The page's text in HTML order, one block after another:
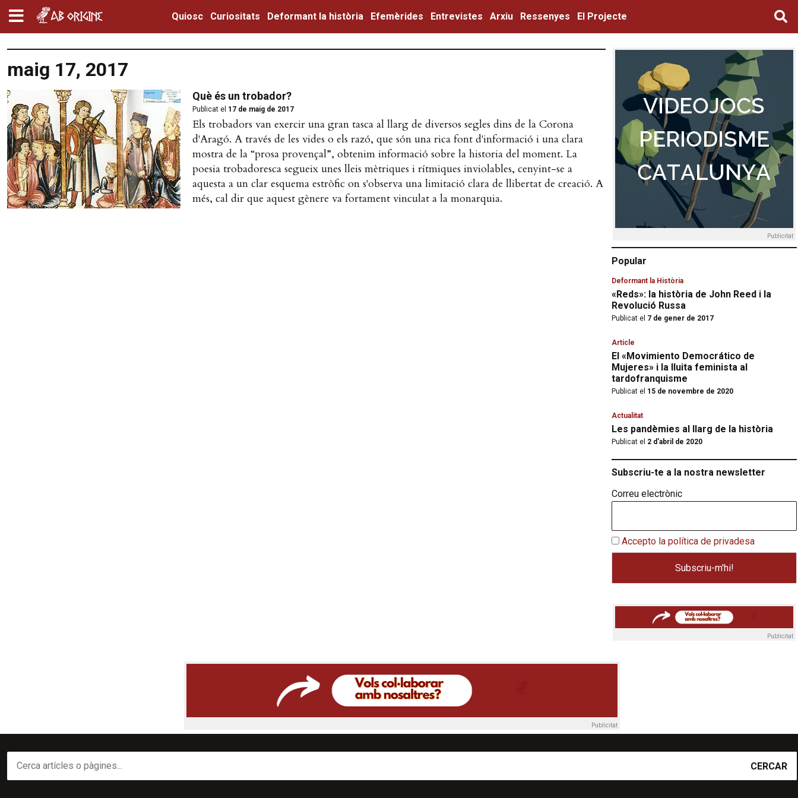
Quiosc Curiositats Deformant la història Efemèrides Entrevistes Arxiu Ressenyes El Projecte
maig 17, 2017
Què és un trobador?
Publicat el 17 de maig de 2017
Els trobadors van exercir una gran tasca al llarg de diversos segles dins de la Corona
d'Aragó. A través de les vides o els razó, que són una rica font d'informació i una clara
mostra de la “prosa provençal”, obtenim informació sobre la historia del moment. La
poesia trobadoresca segueix unes lleis mètriques i rítmiques inviolables, cenyint-se a
aquesta a un clar esquema estròfic on s'observa una limitació clara de llibertat de creació. A
més, cal dir que aquest gènere va fortament vinculat a la monarquia.
Publicitat
Popular
Deformant la Història
«Reds»: la història de John Reed i la
Revolució Russa
Publicat el 7 de gener de 2017
Article
El «Movimiento Democrático de
Mujeres» i la lluita feminista al
tardofranquisme
Publicat el 15 de novembre de 2020
Actualitat
Les pandèmies al llarg de la història
Publicat el 2 d'abril de 2020
Subscriu-te a la nostra newsletter
Correu electrònic
Accepto la política de privadesa
Publicitat
Publicitat
CERCAR